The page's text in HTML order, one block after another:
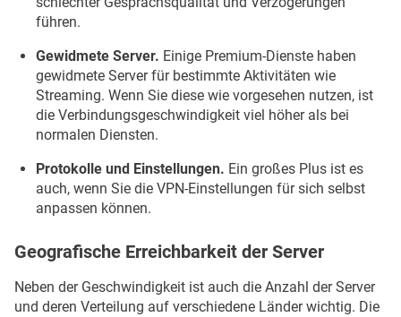
führen.
Gewidmete Server. Einige Premium-Dienste haben
gewidmete Server für bestimmte Aktivitäten wie
Streaming. Wenn Sie diese wie vorgesehen nutzen, ist
die Verbindungsgeschwindigkeit viel höher als bei
normalen Diensten.
Protokolle und Einstellungen. Ein großes Plus ist es
auch, wenn Sie die VPN-Einstellungen für sich selbst
anpassen können.
Geografische Erreichbarkeit der Server
Neben der Geschwindigkeit ist auch die Anzahl der Server
und deren Verteilung auf verschiedene Länder wichtig. Die